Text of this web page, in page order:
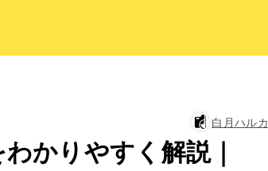
白月ハルカ
かりやすく解説｜